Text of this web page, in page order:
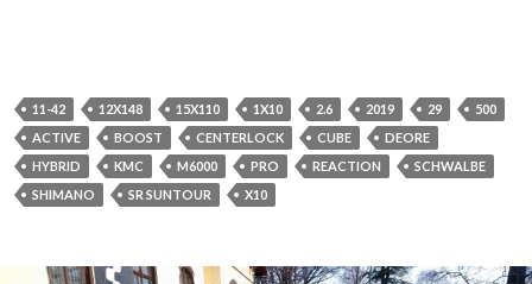
11-42 12X148 15X110 1X10 2.6 2019 29
500
ACTIVE
BOOST CENTERLOCK CUBE
DEORE
HYBRID
KMC M6000 PRO REACTION
SCHWALBE
SHIMANO
SR SUNTOUR X10